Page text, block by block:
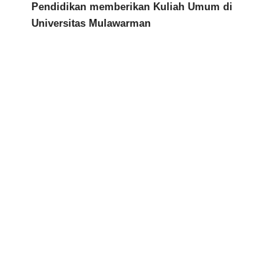
Pendidikan memberikan Kuliah Umum di
Universitas Mulawarman